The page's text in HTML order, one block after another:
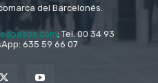
del Barcelonés.
; Tel. 00 34 93
635 59 66 07